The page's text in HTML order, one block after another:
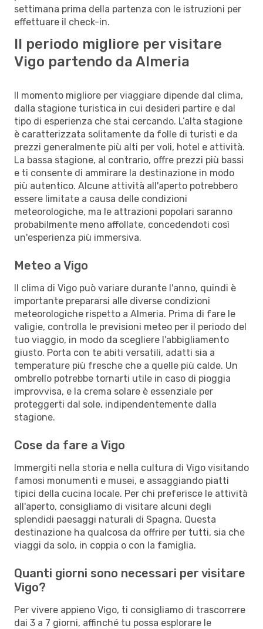
settimana prima della partenza con le istruzioni per
effettuare il check-in.
Il periodo migliore per visitare
Vigo partendo da Almeria
Il momento migliore per viaggiare dipende dal clima,
dalla stagione turistica in cui desideri partire e dal
tipo di esperienza che stai cercando. L’alta stagione
è caratterizzata solitamente da folle di turisti e da
prezzi generalmente più alti per voli, hotel e attività.
La bassa stagione, al contrario, offre prezzi più bassi
e ti consente di ammirare la destinazione in modo
più autentico. Alcune attività all'aperto potrebbero
essere limitate a causa delle condizioni
meteorologiche, ma le attrazioni popolari saranno
probabilmente meno affollate, concedendoti così
un'esperienza più immersiva.
Meteo a Vigo
Il clima di Vigo può variare durante l'anno, quindi è
importante prepararsi alle diverse condizioni
meteorologiche rispetto a Almeria. Prima di fare le
valigie, controlla le previsioni meteo per il periodo del
tuo viaggio, in modo da scegliere l'abbigliamento
giusto. Porta con te abiti versatili, adatti sia a
temperature più fresche che a quelle più calde. Un
ombrello potrebbe tornarti utile in caso di pioggia
improvvisa, e la crema solare è essenziale per
proteggerti dal sole, indipendentemente dalla
stagione.
Cose da fare a Vigo
Immergiti nella storia e nella cultura di Vigo visitando
famosi monumenti e musei, e assaggiando piatti
tipici della cucina locale. Per chi preferisce le attività
all'aperto, consigliamo di visitare alcuni degli
splendidi paesaggi naturali di Spagna. Questa
destinazione ha qualcosa da offrire per tutti, sia che
viaggi da solo, in coppia o con la famiglia.
Quanti giorni sono necessari per visitare
Vigo?
Per vivere appieno Vigo, ti consigliamo di trascorrere
dai 3 a 7 giorni, affinché tu possa esplorare le